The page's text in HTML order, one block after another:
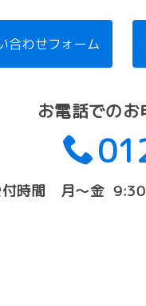
合わせフォーム
お電話での
付時間 月〜金